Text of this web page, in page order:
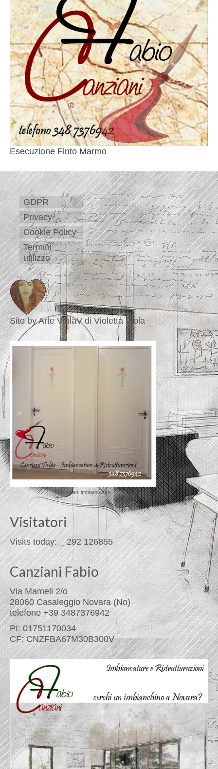
Esecuzione Finto Marmo
GDPR
Privacy
Cookie Policy
Termini
utilizzo
Sito by Arte ViolaV di Violetta Viola
© canziani imbiancature
Visitatori
Visits today: _ 292 126855
Canziani Fabio
Via Mameli 2/o
28060 Casaleggio Novara (No)
telefono +39 3487376942
PI: 01751170034
CF: CNZFBA67M30B300V